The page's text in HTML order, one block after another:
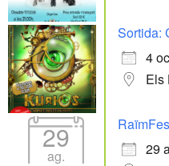
Sortida:
4
Els
29
ag.
29